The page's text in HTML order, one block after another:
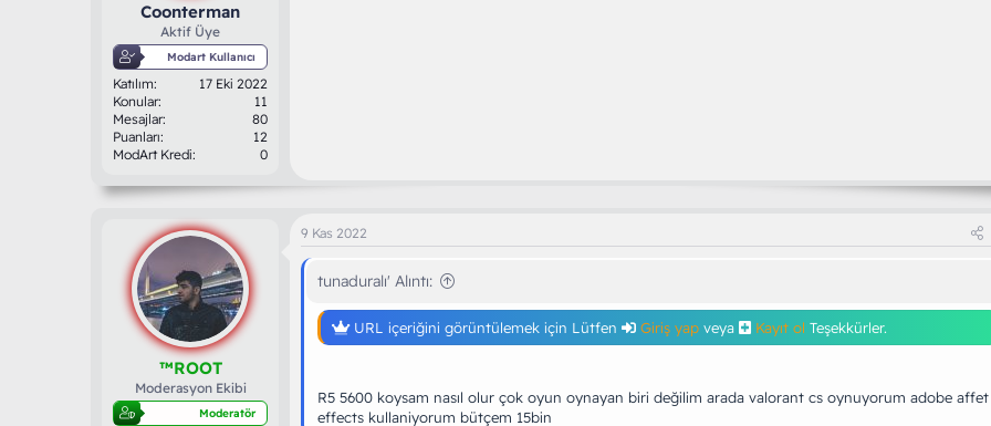
Coonterman
Aktif Üye
Modart Kullanıcı
Katılım
17 Eki 2022
Konular
11
Mesajlar
80
Puanları
12
ModArt Kredi
0
™ROOT
Moderasyon Ekibi
Moderatör
9 Kas 2022
tunaduralı' Alıntı:
URL içeriğini görüntülemek için Lütfen Giriş yap veya Kayıt ol Teşekkürler.
R5 5600 koysam nasıl olur çok oyun oynayan biri değilim arada valorant cs oynuyorum adobe affet
effects kullaniyorum bütçem 15bin